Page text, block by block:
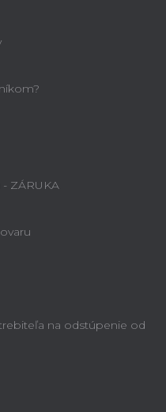
ZÁRUKA
na odstúpenie od